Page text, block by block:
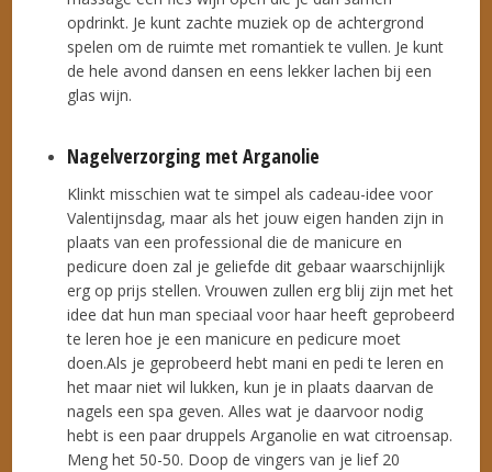
opdrinkt. Je kunt zachte muziek op de achtergrond
spelen om de ruimte met romantiek te vullen. Je kunt
de hele avond dansen en eens lekker lachen bij een
glas wijn.
Nagelverzorging met Arganolie
Klinkt misschien wat te simpel als cadeau-idee voor
Valentijnsdag, maar als het jouw eigen handen zijn in
plaats van een professional die de manicure en
pedicure doen zal je geliefde dit gebaar waarschijnlijk
erg op prijs stellen. Vrouwen zullen erg blij zijn met het
idee dat hun man speciaal voor haar heeft geprobeerd
te leren hoe je een manicure en pedicure moet
doen.Als je geprobeerd hebt mani en pedi te leren en
het maar niet wil lukken, kun je in plaats daarvan de
nagels een spa geven. Alles wat je daarvoor nodig
hebt is een paar druppels Arganolie en wat citroensap.
Meng het 50-50. Doop de vingers van je lief 20